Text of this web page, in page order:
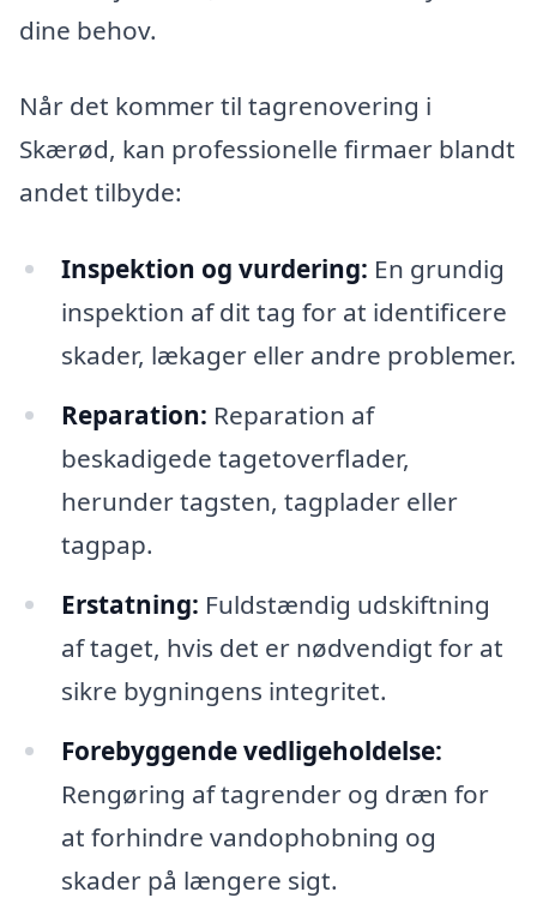
dine behov.
Når det kommer til tagrenovering i
Skærød, kan professionelle firmaer blandt
andet tilbyde:
Inspektion og vurdering: En grundig
inspektion af dit tag for at identificere
skader, lækager eller andre problemer.
Reparation: Reparation af
beskadigede tagetoverflader,
herunder tagsten, tagplader eller
tagpap.
Erstatning: Fuldstændig udskiftning
af taget, hvis det er nødvendigt for at
sikre bygningens integritet.
Forebyggende vedligeholdelse:
Rengøring af tagrender og dræn for
at forhindre vandophobning og
skader på længere sigt.